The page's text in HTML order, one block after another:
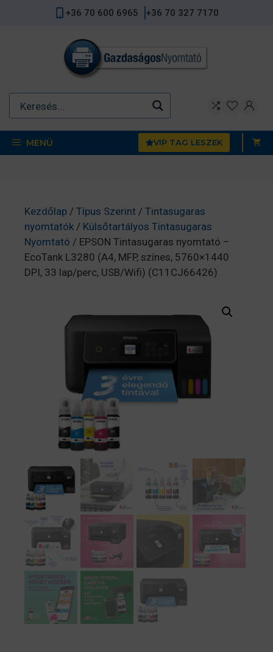
+36 70 600 6965 +36 70 327 7170
MENÜ VIP TAG LESZEK
Kezdőlap / Típus Szerint / Tintasugaras
nyomtatók / Külsőtartályos Tintasugaras
Nyomtató / EPSON Tintasugaras nyomtató –
EcoTank L3280 (A4, MFP, színes, 5760×1440
DPI, 33 lap/perc, USB/Wifi) (C11CJ66426)